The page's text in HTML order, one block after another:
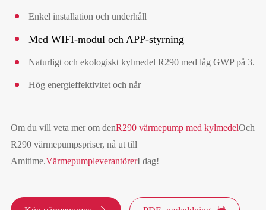
Enkel installation och underhåll
Med WIFI-modul och APP-styrning
Naturligt och ekologiskt kylmedel R290 med låg GWP på 3.
Hög energieffektivitet och når
Om du vill veta mer om denR290 värmepump med kylmedelOch
R290 värmepumpspriser, nå ut till
Amitime.VärmepumpleverantörerI dag!